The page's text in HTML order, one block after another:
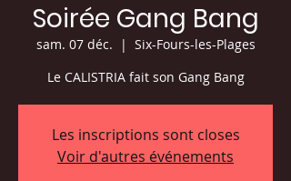
Soirée Gang Bang
sam. 07 déc.
  |
Six-Fours-les-Plages
Le CALISTRIA fait son Gang Bang
Les inscriptions sont closes
Voir d'autres événements